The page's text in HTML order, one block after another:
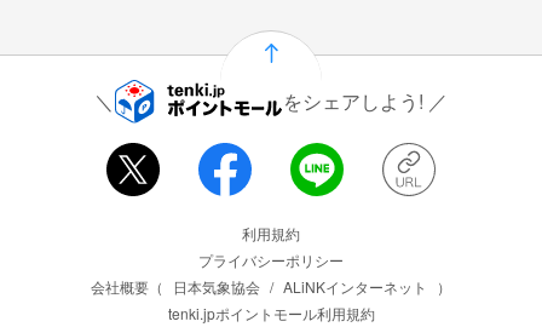
をシェアしよう!
利用規約
プライバシーポリシー
会社概要（
日本気象協会 / ALiNKインターネット
）
tenki.jpポイントモール利用規約